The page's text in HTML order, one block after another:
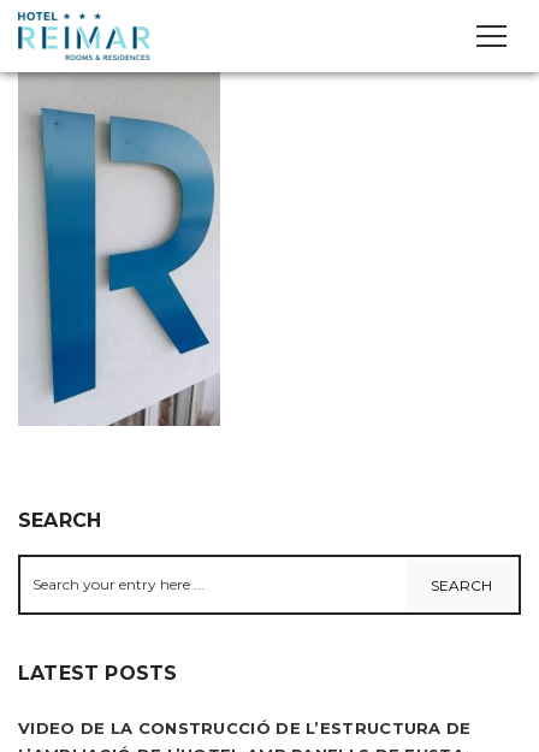
SEARCH
LATEST POSTS
VIDEO DE LA CONSTRUCCIÓ DE L’ESTRUCTURA DE